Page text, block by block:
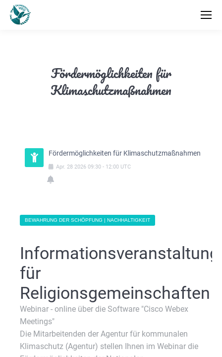
Fördermöglichkeiten für
Klimaschutzmaßnahmen
Fördermöglichkeiten für Klimaschutzmaßnahmen
Apr. 28 2026 09:30 - 12:00 UTC
BEWAHRUNG DER SCHÖPFUNG | NACHHALTIGKEIT
Informationsveranstaltung
für
Religionsgemeinschaften
Webinar - online über die Software "Cisco Webex
Meetings"
Die Mitarbeitenden der Agentur für kommunalen
Klimaschutz (Agentur) stellen Ihnen im Webinar die